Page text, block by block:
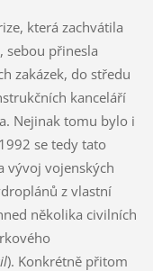
která zachvátila
sebou přinesla
zakázek, do středu
kanceláří
Nejinak tomu bylo i
se tedy tato
vývoj vojenských
z vlastní
několika civilních
). Konkrétně přitom